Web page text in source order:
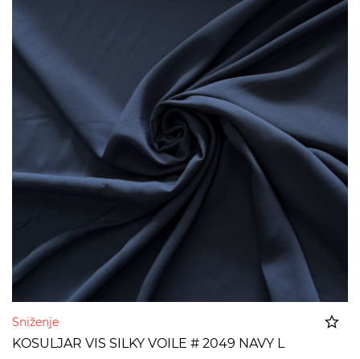
Sniženje
KOSULJAR VIS SILKY VOILE # 2049 NAVY L